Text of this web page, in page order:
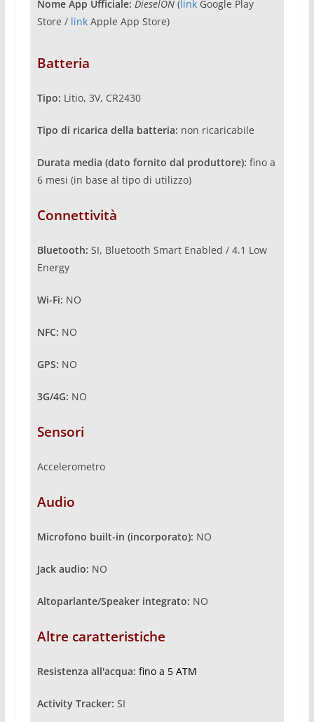
Nome App Ufficiale: DieselON(linkGoogle Play
Store / linkApple App Store)
Batteria
Tipo: Litio, 3V, CR2430
Tipo di ricarica della batteria: non ricaricabile
Durata media (dato fornito dal produttore): fino a
6 mesi (in base al tipo di utilizzo)
Connettività
Bluetooth: SI, Bluetooth Smart Enabled / 4.1 Low
Energy
Wi-Fi: NO
NFC: NO
GPS: NO
3G/4G: NO
Sensori
Accelerometro
Audio
Microfono built-in (incorporato): NO
Jack audio: NO
Altoparlante/Speaker integrato: NO
Altre caratteristiche
Resistenza all'acqua: fino a 5 ATM
Activity Tracker: SI